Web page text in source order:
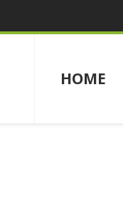
HOME